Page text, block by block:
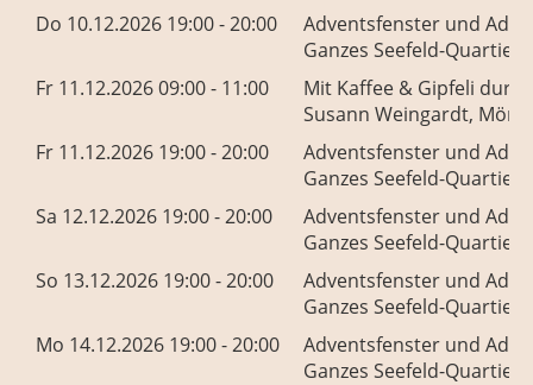
Do 10.12.2026 19:00 - 20:00
Adventsfenster und
Ganzes Seefeld-Quartier
Fr 11.12.2026 09:00 - 11:00
Mit Kaffee & Gipfeli
Susann Weingardt,
Fr 11.12.2026 19:00 - 20:00
Adventsfenster und
Ganzes Seefeld-Quartier
Sa 12.12.2026 19:00 - 20:00
Adventsfenster und
Ganzes Seefeld-Quartier
So 13.12.2026 19:00 - 20:00
Adventsfenster und
Ganzes Seefeld-Quartier
Mo 14.12.2026 19:00 - 20:00
Adventsfenster und
Ganzes Seefeld-Quartier